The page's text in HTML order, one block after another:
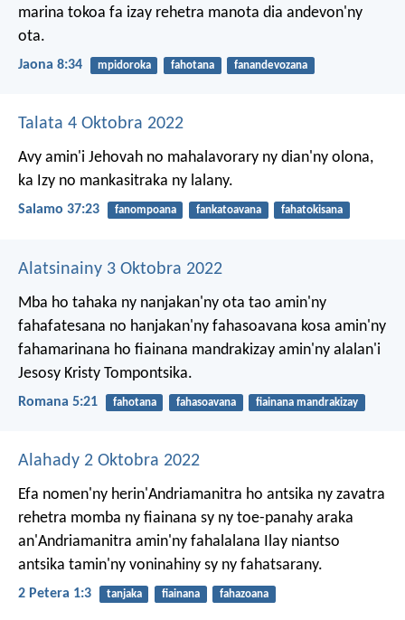
marina tokoa fa izay rehetra manota dia andevon'ny
ota.
Jaona 8:34 mpidoroka fahotana fanandevozana
Talata 4 Oktobra 2022
Avy amin'i Jehovah no mahalavorary ny dian'ny olona,
ka Izy no mankasitraka ny lalany.
Salamo 37:23 fanompoana fankatoavana fahatokisana
Alatsinainy 3 Oktobra 2022
Mba ho tahaka ny nanjakan'ny ota tao amin'ny
fahafatesana no hanjakan'ny fahasoavana kosa amin'ny
fahamarinana ho fiainana mandrakizay amin'ny alalan'i
Jesosy Kristy Tompontsika.
Romana 5:21 fahotana fahasoavana fiainana mandrakizay
Alahady 2 Oktobra 2022
Efa nomen'ny herin'Andriamanitra ho antsika ny zavatra
rehetra momba ny fiainana sy ny toe-panahy araka
an'Andriamanitra amin'ny fahalalana Ilay niantso
antsika tamin'ny voninahiny sy ny fahatsarany.
2 Petera 1:3 tanjaka fiainana fahazoana